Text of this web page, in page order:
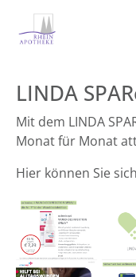
LINDA
Mit dem LINDA
Monat für Monat
Hier können Sie